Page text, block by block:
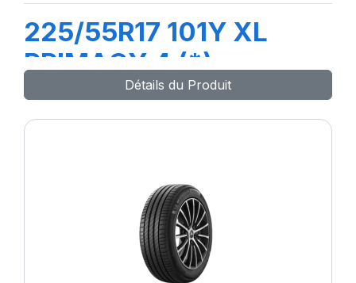
225/55R17 101Y XL
PRIMACY 4 (*)
Détails du Produit